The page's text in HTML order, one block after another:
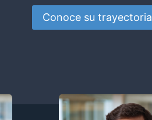
Conoce su trayectoria